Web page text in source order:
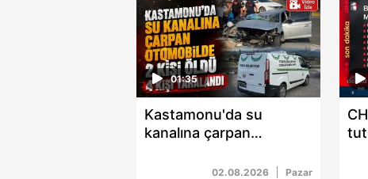
Çerezlere ilişkin tercihlerinizi
butonuna tıklayabilir,Çerez
6698 sayılı Kişisel Verilerin
mevzuata uygun olarak
01:35
Kastamonu'da su
kanalına çarpan
kişi yaralandı02.08.2026 Pazar